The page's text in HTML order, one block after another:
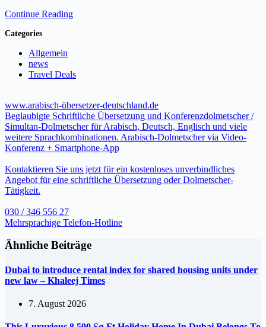
Continue Reading
Categories
Allgemein
news
Travel Deals
www.arabisch-übersetzer-deutschland.de
Beglaubigte Schriftliche Übersetzung und Konferenzdolmetscher /
Simultan-Dolmetscher für Arabisch, Deutsch, Englisch und viele
weitere Sprachkombinationen. Arabisch-Dolmetscher via Video-
Konferenz + Smartphone-App
Kontaktieren Sie uns jetzt für ein kostenloses unverbindliches
Angebot für eine schriftliche Übersetzung oder Dolmetscher-
Tätigkeit.
030 / 346 556 27
Mehrsprachige Telefon-Hotline
Ähnliche Beiträge
Dubai to introduce rental index for shared housing units under
new law – Khaleej Times
7. August 2026